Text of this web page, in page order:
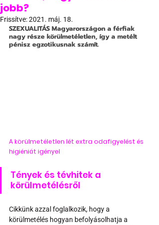
jobb?
Frissítve:2021. máj. 18.
SZEXUALITÁS Magyarországon a férfiak
nagy része körülmetéletlen, így a metélt
pénisz egzotikusnak számít.
A körülmetéletlen lét extra odafigyelést és
higiéniát igényel
Tények és tévhitek a
körülmetélésről
Cikkünk azzal foglalkozik, hogy a
körülmetélés hogyan befolyásolhatja a